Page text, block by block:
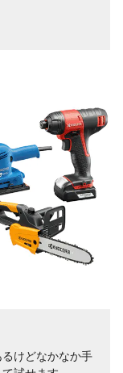
けどなかなか手